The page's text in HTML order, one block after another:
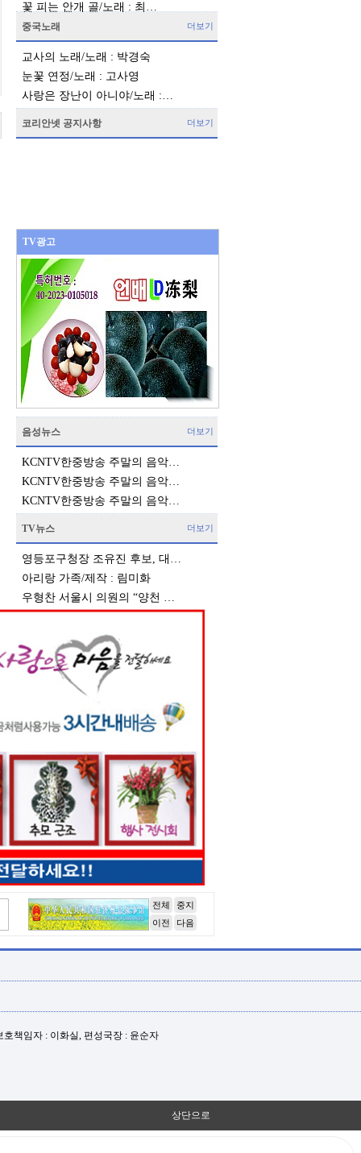
꽃 피는 안개 골/노래 : 최…
중국노래
교사의 노래/노래 : 박경숙
눈꽃 연정/노래 : 고사영
사랑은 장난이 아니야/노래 :…
더보기
코리안넷 공지사항 더보기
TV광고
음성뉴스
KCNTV한중방송 주말의 음악…
KCNTV한중방송 주말의 음악…
KCNTV한중방송 주말의 음악…
더보기
TV뉴스
영등포구청장 조유진 후보, 대…
아리랑 가족/제작 : 림미화
우형찬 서울시 의원의 “양천 …
더보기
전체
중지
이전
다음
책임자 : 이화실, 편성국장 : 윤순자
상단으로